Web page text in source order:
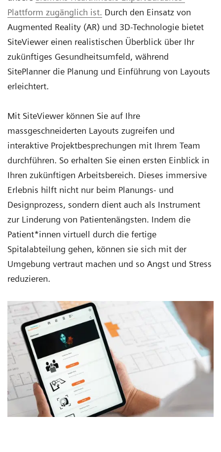
Plattform zugänglich ist. Durch den Einsatz von
Augmented Reality (AR) und 3D-Technologie bietet
SiteViewer einen realistischen Überblick über Ihr
zukünftiges Gesundheitsumfeld, während
SitePlanner die Planung und Einführung von Layouts
erleichtert.
Mit SiteViewer können Sie auf Ihre
massgeschneiderten Layouts zugreifen und
interaktive Projektbesprechungen mit Ihrem Team
durchführen. So erhalten Sie einen ersten Einblick in
Ihren zukünftigen Arbeitsbereich. Dieses immersive
Erlebnis hilft nicht nur beim Planungs- und
Designprozess, sondern dient auch als Instrument
zur Linderung von Patientenängsten. Indem die
Patient*innen virtuell durch die fertige
Spitalabteilung gehen, können sie sich mit der
Umgebung vertraut machen und so Angst und Stress
reduzieren.